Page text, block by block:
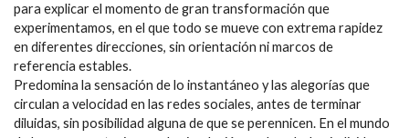
para explicar el momento de gran transformación que
experimentamos, en el que todo se mueve con extrema rapidez
en diferentes direcciones, sin orientación ni marcos de
referencia estables.
Predomina la sensación de lo instantáneo y las alegorías que
circulan a velocidad en las redes sociales, antes de terminar
diluidas, sin posibilidad alguna de que se perennicen. En el mundo